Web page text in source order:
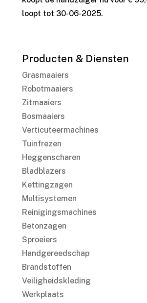
loopt tot 30-06-2025.
Producten & Diensten
Grasmaaiers
Robotmaaiers
Zitmaaiers
Bosmaaiers
Verticuteermachines
Tuinfrezen
Heggenscharen
Bladblazers
Kettingzagen
Multisystemen
Reinigingsmachines
Betonzagen
Sproeiers
Handgereedschap
Brandstoffen
Veiligheidskleding
Werkplaats